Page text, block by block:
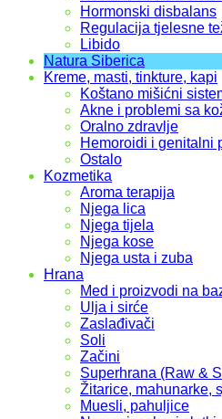
Hormonski disbalans
Regulacija tjelesne
Libido
Natura Siberica
Kreme, masti, tinkture, kapi
Koštano mišićni
Akne i problemi sa
Oralno zdravlje
Hemoroidi i genitalni
Ostalo
Kozmetika
Aroma terapija
Njega lica
Njega tijela
Njega kose
Njega usta i zuba
Hrana
Med i proizvodi na
Ulja i sirće
Zaslađivači
Soli
Začini
Superhrana (Raw &
Žitarice, mahunarke,
Muesli, pahuljice